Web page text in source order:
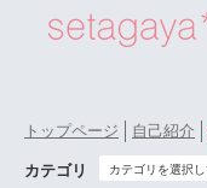
トップページ 自己紹介
カテゴリ